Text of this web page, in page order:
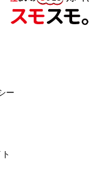
ー